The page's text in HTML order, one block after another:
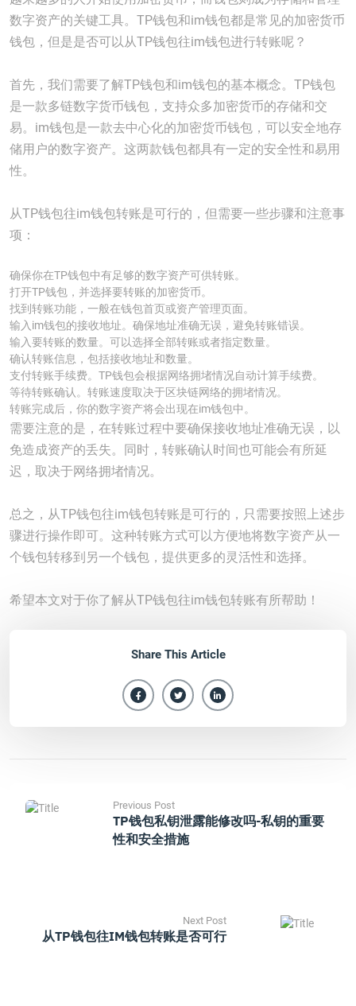
数字资产的关键工具。TP钱包和im钱包都是常见的加密货币
钱包，但是是否可以从TP钱包往im钱包进行转账呢？
首先，我们需要了解TP钱包和im钱包的基本概念。TP钱包
是一款多链数字货币钱包，支持众多加密货币的存储和交
易。im钱包是一款去中心化的加密货币钱包，可以安全地存
储用户的数字资产。这两款钱包都具有一定的安全性和易用
性。
从TP钱包往im钱包转账是可行的，但需要一些步骤和注意事
项：
确保你在TP钱包中有足够的数字资产可供转账。
打开TP钱包，并选择要转账的加密货币。
找到转账功能，一般在钱包首页或资产管理页面。
输入im钱包的接收地址。确保地址准确无误，避免转账错误。
输入要转账的数量。可以选择全部转账或者指定数量。
确认转账信息，包括接收地址和数量。
支付转账手续费。TP钱包会根据网络拥堵情况自动计算手续费。
等待转账确认。转账速度取决于区块链网络的拥堵情况。
转账完成后，你的数字资产将会出现在im钱包中。
需要注意的是，在转账过程中要确保接收地址准确无误，以
免造成资产的丢失。同时，转账确认时间也可能会有所延
迟，取决于网络拥堵情况。
总之，从TP钱包往im钱包转账是可行的，只需要按照上述步
骤进行操作即可。这种转账方式可以方便地将数字资产从一
个钱包转移到另一个钱包，提供更多的灵活性和选择。
希望本文对于你了解从TP钱包往im钱包转账有所帮助！
Share This Article
Previous Post
TP钱包私钥泄露能修改吗-私钥的重要
性和安全措施
Next Post
从TP钱包往IM钱包转账是否可行